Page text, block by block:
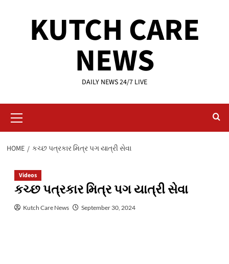
KUTCH CARE
NEWS
DAILY NEWS 24/7 LIVE
Menu
HOME કચ્છ પત્રકાર મિત્ર પગ યાત્રી સેવા
Videos
કચ્છ પત્રકાર મિત્ર પગ યાત્રી સેવા
Kutch Care News September 30, 2024